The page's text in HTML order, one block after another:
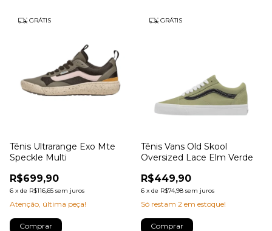
GRÁTIS
Tênis Ultrarange Exo Mte
Speckle Multi
R$699,90
6 x de R$116,65 sem juros
Atenção, última peça!
Comprar
GRÁTIS
Tênis Vans Old Skool
Oversized Lace Elm Verde
R$449,90
6 x de R$74,98 sem juros
Só restam 2 em estoque!
Comprar